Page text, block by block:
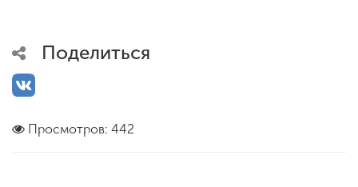
Поделиться
Просмотров: 442